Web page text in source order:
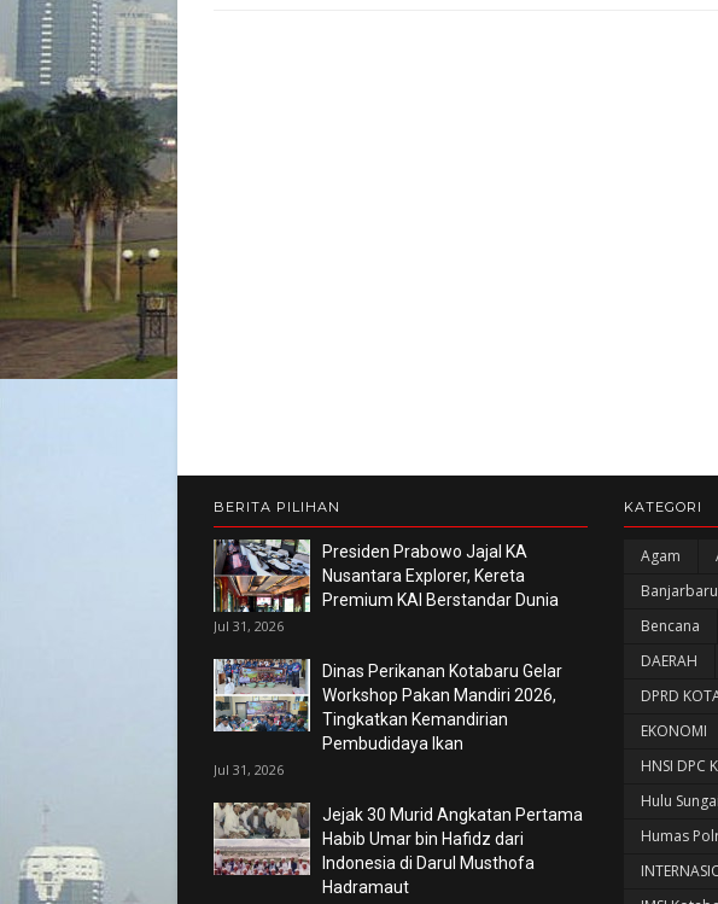
BERITA PILIHAN
Presiden Prabowo Jajal KA
Nusantara Explorer, Kereta
Premium KAI Berstandar Dunia
Jul 31, 2026
Dinas Perikanan Kotabaru Gelar
Workshop Pakan Mandiri 2026,
Tingkatkan Kemandirian
Pembudidaya Ikan
Jul 31, 2026
Jejak 30 Murid Angkatan Pertama
Habib Umar bin Hafidz dari
Indonesia di Darul Musthofa
Hadramaut
KATEGORI
Agam
Banjarbaru
Bencana
DAERAH
DPRD
EKONOMI
HNSI DPC
Hulu
Humas